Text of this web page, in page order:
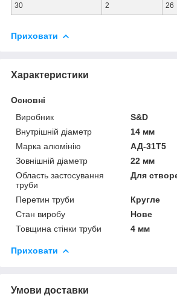
30 2 26
Приховати
Характеристики
Основні
Виробник
S&D
Внутрішній діаметр
14 мм
Марка алюмінію
АД-31Т5
Зовнішній діаметр
22 мм
Область застосування
труби
Для
Перетин труби
Кругле
Стан виробу
Нове
Товщина стінки труби
4 мм
Приховати
Умови доставки